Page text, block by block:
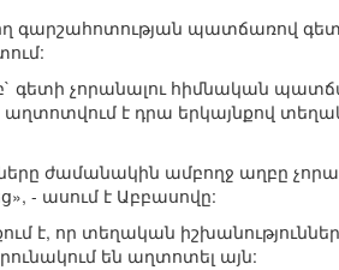
գարշահոտության պատճառով
գետի չորանալու հիմնական
է դրա երկայնքով
ժամանակին ամբողջ աղբը
- ասում է Աբբասովը:
է, որ տեղական
են աղտոտել այն: